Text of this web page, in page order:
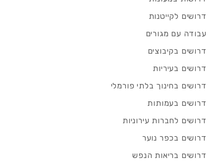
דרושים לקייטנות
עבודה עם מגורים
דרושים בקיבוצים
דרושים בעיריות
דרושים בחינוך בלתי פורמלי
דרושים בעמותות
דרושים לחברות עירוניות
דרושים בכפר נוער
דרושים בריאות הנפש